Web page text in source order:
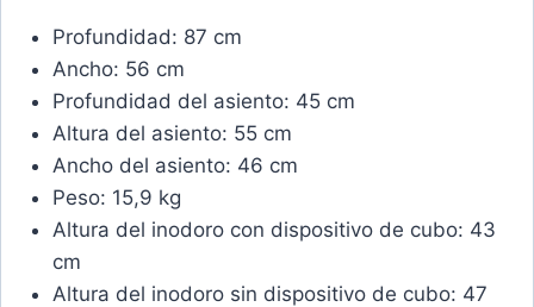
Profundidad: 87 cm
Ancho: 56 cm
Profundidad del asiento: 45 cm
Altura del asiento: 55 cm
Ancho del asiento: 46 cm
Peso: 15,9 kg
Altura del inodoro con dispositivo de cubo: 43
cm
Altura del inodoro sin dispositivo de cubo: 47